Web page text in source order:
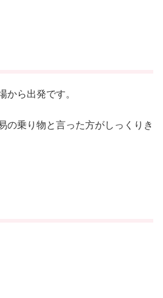
から出発です。
の乗り物と言った方がしっくりき